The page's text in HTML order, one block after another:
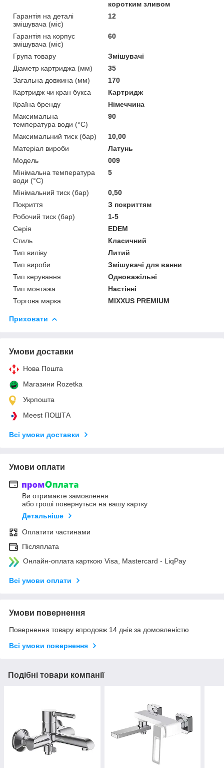
коротким зливом
Гарантія на деталі
змішувача (міс)
12
Гарантія на корпус
змішувача (міс)
60
Група товару
Змішувачі
Діаметр картриджа (мм)
35
Загальна довжина (мм)
170
Картридж чи кран букса
Картридж
Країна бренду
Німеччина
Максимальна
температура води (°C)
90
Максимальний тиск (бар)
10,00
Матеріал вироби
Латунь
Мoдель
009
Мінімальна температура
води (°C)
5
Мінімальний тиск (бар)
0,50
Покриття
З покриттям
Робочий тиск (бар)
1-5
Серія
EDEM
Стиль
Класичний
Тип виліву
Литий
Тип вироби
Змішувачі для ванни
Тип керування
Одноважільні
Тип монтажа
Настінні
Торгова марка
MIXXUS PREMIUM
Приховати
Умови доставки
Нова Пошта
Магазини Rozetka
Укрпошта
Meest ПОШТА
Всі умови доставки
Умови оплати
Ви отримаєте замовлення
або гроші повернуться на вашу картку
Детальніше
Оплатити частинами
Післяплата
Онлайн-оплата карткою Visa, Mastercard - LiqPay
Всі умови оплати
Умови повернення
Повернення товару впродовж 14 днів за домовленістю
Всі умови повернення
Подібні товари компанії